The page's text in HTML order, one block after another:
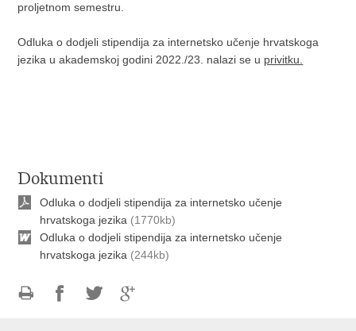
proljetnom semestru.
Odluka o dodjeli stipendija za internetsko učenje hrvatskoga
jezika u akademskoj godini 2022./23. nalazi se u privitku.
Dokumenti
Odluka o dodjeli stipendija za internetsko učenje
hrvatskoga jezika (1770kb)
Odluka o dodjeli stipendija za internetsko učenje
hrvatskoga jezika (244kb)